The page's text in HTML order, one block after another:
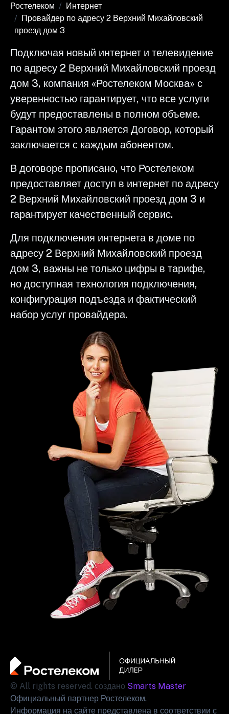
Ростелеком
Интернет
Провайдер по адресу 2 Верхний Михайловский
проезд дом 3
Подключая новый интернет и телевидение
по адресу 2 Верхний Михайловский проезд
дом 3, компания «Ростелеком Москва» с
уверенностью гарантирует, что все услуги
будут предоставлены в полном объеме.
Гарантом этого является Договор, который
заключается с каждым абонентом.
В договоре прописано, что Ростелеком
предоставляет доступ в интернет по адресу
2 Верхний Михайловский проезд дом 3 и
гарантирует качественный сервис.
Для подключения интернета в доме по
адресу 2 Верхний Михайловский проезд
дом 3, важны не только цифры в тарифе,
но доступная технология подключения,
конфигурация подъезда и фактический
набор услуг провайдера.
© All rights reserved. создано Smarts Master
Официальный партнер Ростелеком.
Информация на сайте представлена в соответствии с